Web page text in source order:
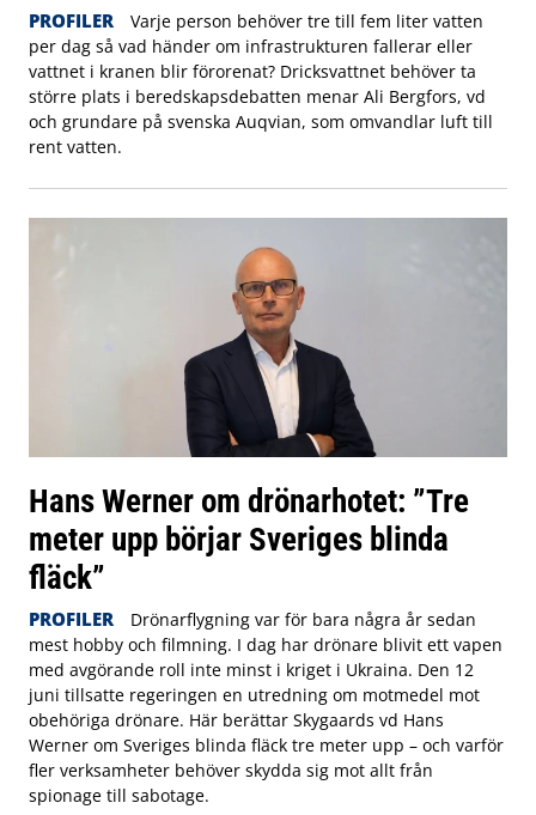
PROFILER
Varje person behöver tre till fem liter vatten
per dag så vad händer om infrastrukturen fallerar eller
vattnet i kranen blir förorenat? Dricksvattnet behöver ta
större plats i beredskapsdebatten menar Ali Bergfors, vd
och grundare på svenska Auqvian, som omvandlar luft till
rent vatten.
Hans Werner om drönarhotet: ”Tre
meter upp börjar Sveriges blinda
fläck”
PROFILER
Drönarflygning var för bara några år sedan
mest hobby och filmning. I dag har drönare blivit ett vapen
med avgörande roll inte minst i kriget i Ukraina. Den 12
juni tillsatte regeringen en utredning om motmedel mot
obehöriga drönare. Här berättar Skygaards vd Hans
Werner om Sveriges blinda fläck tre meter upp – och varför
fler verksamheter behöver skydda sig mot allt från
spionage till sabotage.